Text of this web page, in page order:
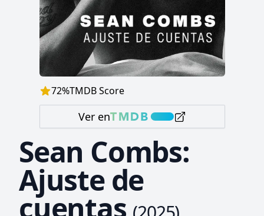
72%TMDB Score
Ver en
Sean Combs:
Ajuste de
cuentas